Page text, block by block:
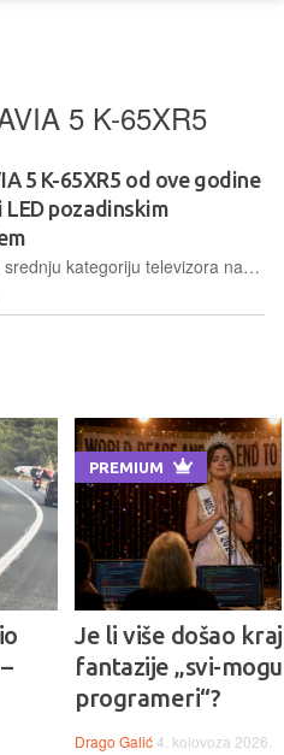
5 K-65XR5
5 K-65XR5 od ove godine
LED pozadinskim
Sony je svoju srednju kategoriju televizora nadogradio s mini LED pozadinskim osvjetljenjem koje omogućuje puno veći broj zona lokalnog zatamnjenja. I dalje je tu premium dizajn, fokus na PlayStation 5 i ponajbolji operativni sustav Google TV
PREMIUM
Je li više došao kraj
fantazije „svi-
programeri“?
Drago Galić4. kolovoza 2026.